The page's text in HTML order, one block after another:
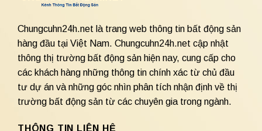
Chungcuhn24h.net là trang web thông tin bất động sản
hàng đầu tại Việt Nam. Chungcuhn24h.net cập nhật
thông thị trường bất động sản hiện nay, cung cấp cho
các khách hàng những thông tin chính xác từ chủ đầu
tư dự án và những góc nhìn phân tích nhận định về thị
trường bất động sản từ các chuyên gia trong ngành.
THÔNG TIN LIÊN HỆ